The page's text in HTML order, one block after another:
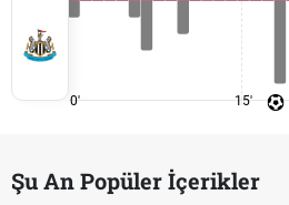
0' 15'
Şu An Popüler İçerikler